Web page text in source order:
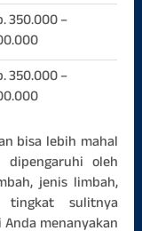
350.000 –
350.000 –
bisa lebih mahal
oleh
jenis limbah,
tingkat sulitnya
menanyakan